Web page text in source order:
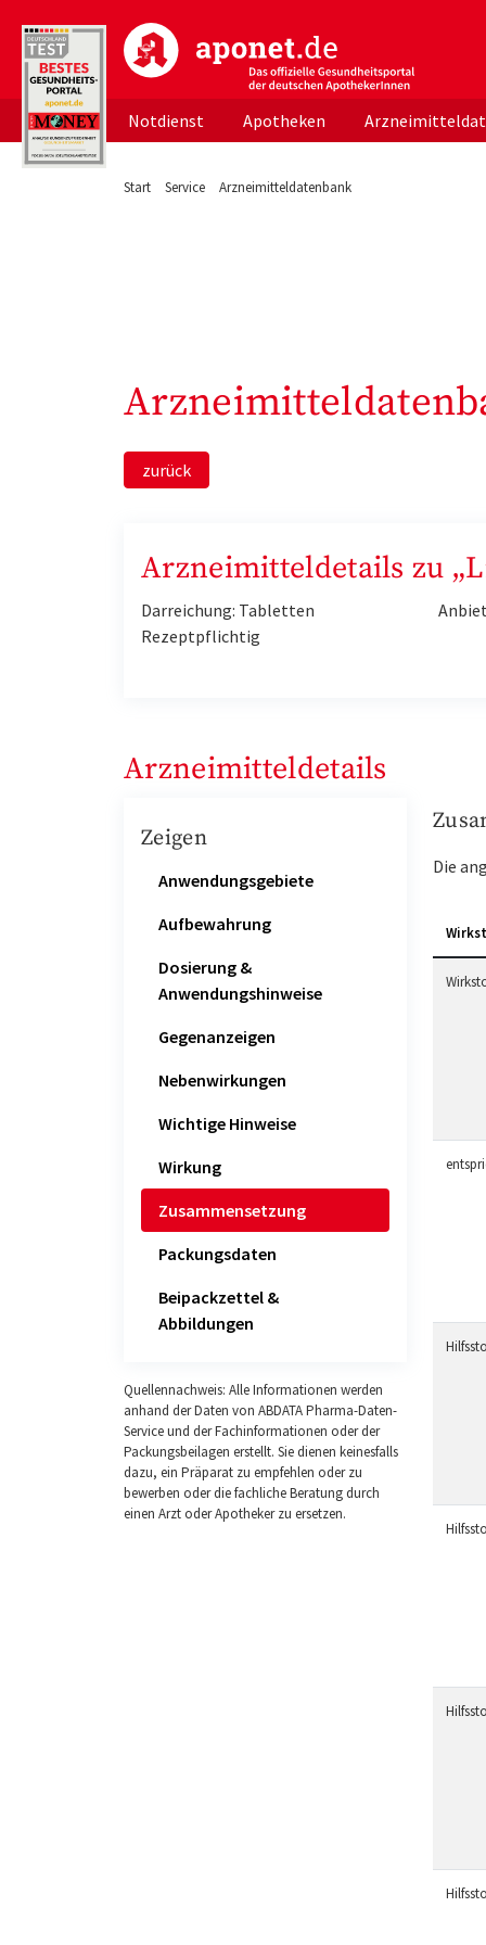
aponet.de - Das offizielle Gesundheitsportal
Notdienst Apotheken
Start Service Arzneimitteldatenbank
zurück
Arzneimitteldetails zu
Darreichung: Tabletten
Rezeptpflichtig
Arzneimitteldetails
Zeigen
Anwendungsgebiete
Aufbewahrung
Dosierung &
Anwendungshinweise
Gegenanzeigen
Nebenwirkungen
Wichtige Hinweise
Wirkung
Zusammensetzung
Packungsdaten
Beipackzettel &
Abbildungen
Quellennachweis: Alle Informationen werden
anhand der Daten von ABDATA Pharma-Daten-
Service und der Fachinformationen oder der
Packungsbeilagen erstellt. Sie dienen keinesfalls
dazu, ein Präparat zu empfehlen oder zu
bewerben oder die fachliche Beratung durch
einen Arzt oder Apotheker zu ersetzen.
Die